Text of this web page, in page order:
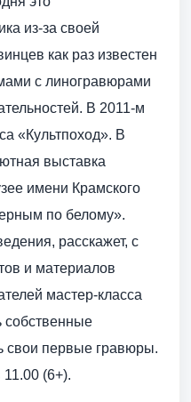
из-за своей
как раз известен
с линогравюрами
В 2011-м
«Культпоход». В
выставка
имени Крамского
по белому».
расскажет, с
и материалов
мастер-класса
собственные
свои первые гравюры.
(6+).